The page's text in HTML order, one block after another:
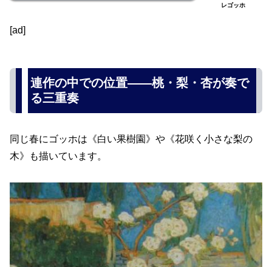
レゴッホ
[ad]
連作の中での位置――桃・梨・杏が奏で
る三重奏
同じ春にゴッホは《白い果樹園》や《花咲く小さな梨の
木》も描いています。